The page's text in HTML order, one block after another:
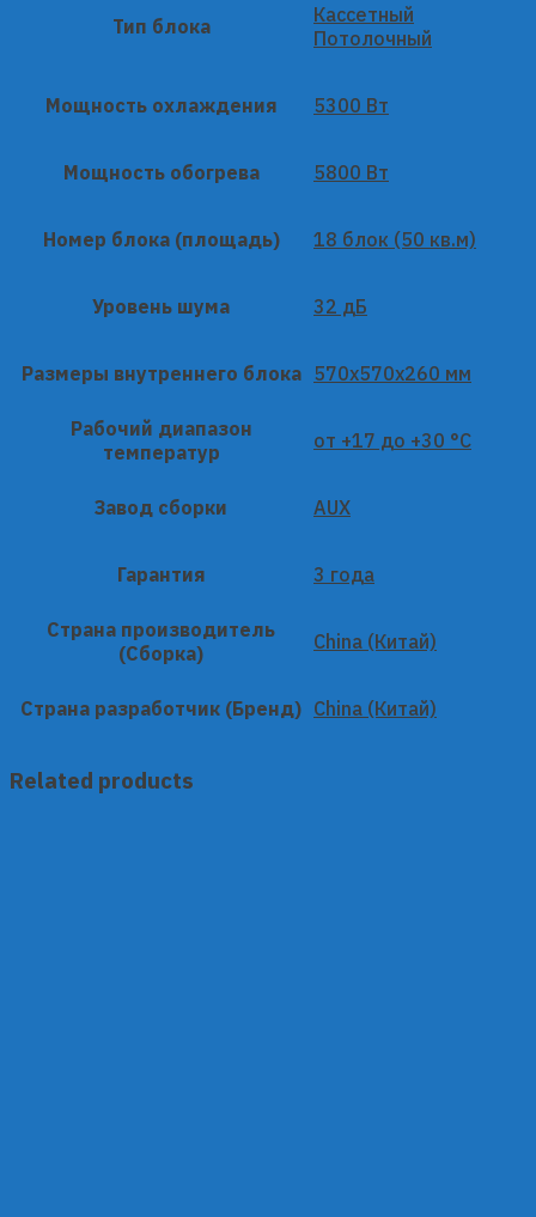
Тип блока
Кассетный
Потолочный
Мощность охлаждения 5300 Вт
Мощность обогрева 5800 Вт
Номер блока (площадь) 18 блок (50 кв.м)
Уровень шума 32 дБ
Размеры внутреннего блока 570x570x260 мм
Рабочий диапазон
температур
от +17 до +30 °C
Завод сборки AUX
Гарантия 3 года
Страна производитель
(Сборка)
China (Китай)
Страна разработчик (Бренд) China (Китай)
Related products